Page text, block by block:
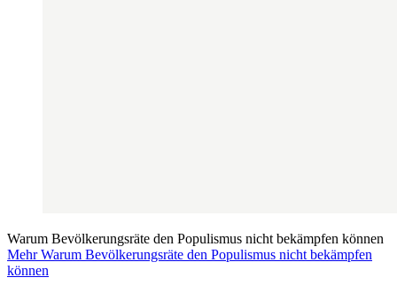
Warum Bevölkerungsräte den Populismus nicht bekämpfen können
Mehr Warum Bevölkerungsräte den Populismus nicht bekämpfen
können